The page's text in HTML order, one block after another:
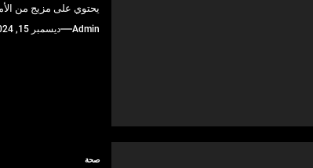
يحتوي على مزيج من
Admin ديسمبر 15, 2024
صحة